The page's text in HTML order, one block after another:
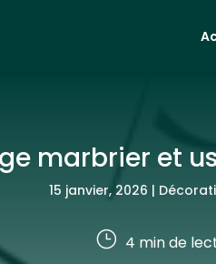
marbrier et
15 janvier, 2026 |
} 4 min de